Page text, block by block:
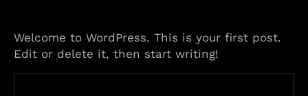
Welcome to WordPress. This is your first post.
Edit or delete it, then start writing!